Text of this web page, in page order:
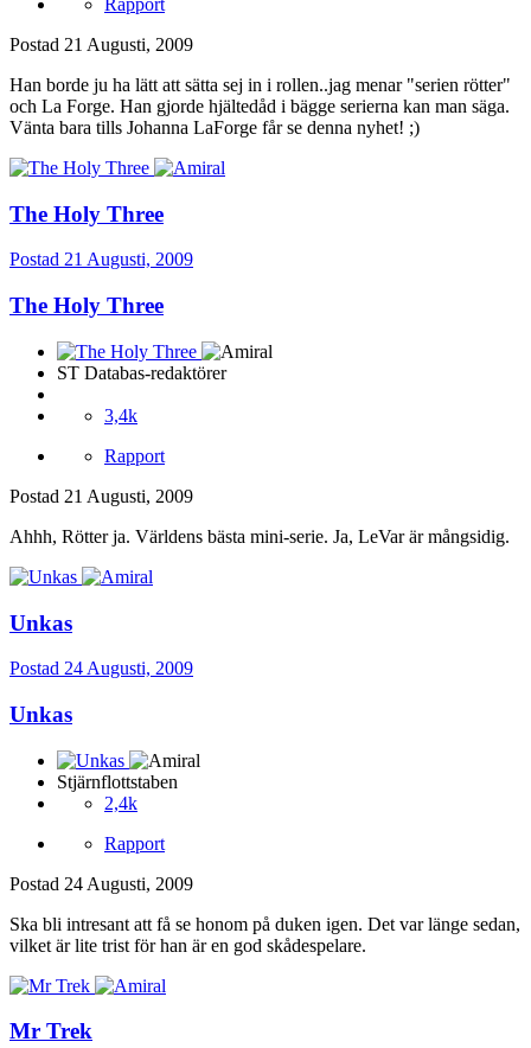
Rapport
Postad 21 Augusti, 2009
Han borde ju ha lätt att sätta sej in i rollen..jag menar "serien rötter"
och La Forge. Han gjorde hjältedåd i bägge serierna kan man säga.
Vänta bara tills Johanna LaForge får se denna nyhet! ;)
The Holy Three
Postad 21 Augusti, 2009
The Holy Three
ST Databas-redaktörer
3,4k
Rapport
Postad 21 Augusti, 2009
Ahhh, Rötter ja. Världens bästa mini-serie. Ja, LeVar är mångsidig.
Unkas
Postad 24 Augusti, 2009
Unkas
Stjärnflottstaben
2,4k
Rapport
Postad 24 Augusti, 2009
Ska bli intresant att få se honom på duken igen. Det var länge sedan,
vilket är lite trist för han är en god skådespelare.
Mr Trek